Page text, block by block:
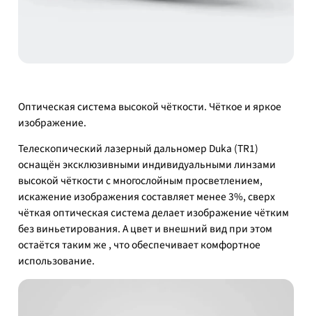
Оптическая система высокой чёткости. Чёткое и яркое
изображение.
Телескопический лазерный дальномер Duka (TR1)
оснащён эксклюзивными индивидуальными линзами
высокой чёткости с многослойным просветлением,
искажение изображения составляет менее 3%, сверх
чёткая оптическая система делает изображение чётким
без виньетирования. А цвет и внешний вид при этом
остаётся таким же , что обеспечивает комфортное
использование.